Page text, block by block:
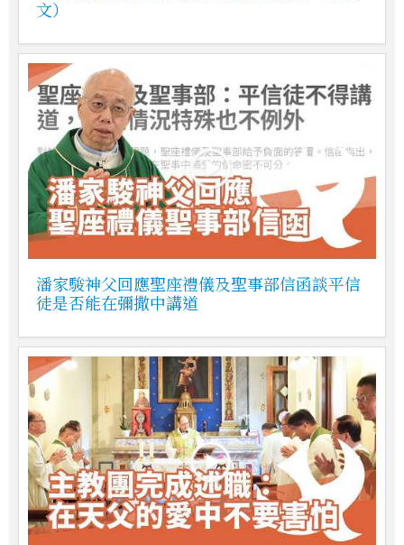
文）
潘家駿神父回應聖座禮儀及聖事部信函談平信
徒是否能在彌撒中講道